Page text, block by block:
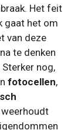
Het feit
gaat het om
van deze
te denken
nog,
fotocellen,